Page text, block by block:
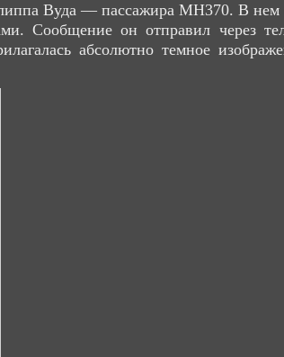
Вуда — пассажира MH370. В нем
Сообщение он отправил через
абсолютно темное